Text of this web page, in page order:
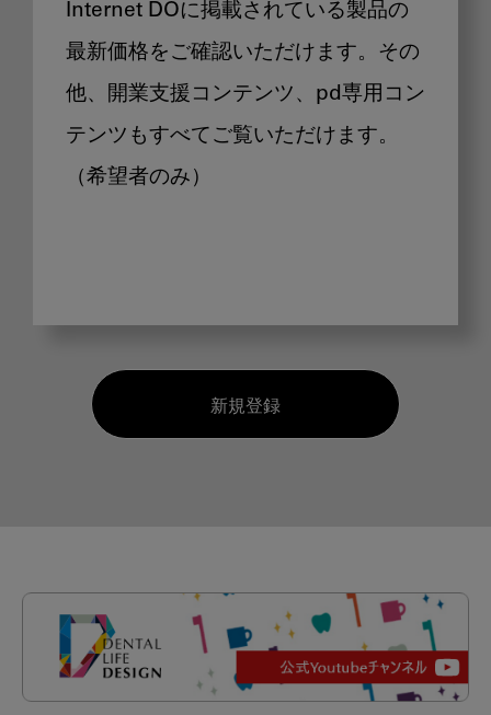
Internet DOに掲載されている製品の
最新価格をご確認いただけます。その
他、開業支援コンテンツ、pd専用コン
テンツもすべてご覧いただけます。
（希望者のみ）
新規登録